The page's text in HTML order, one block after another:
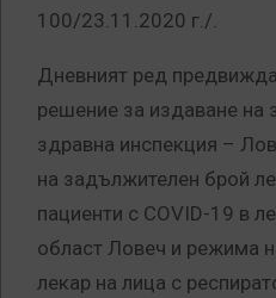
100/23.11.2020 г./.
Дневният ред
решение за издаване на
здравна инспекция –
на задължителен брой
пациенти с COVID-19 в
област Ловеч и режима
лекар на лица с